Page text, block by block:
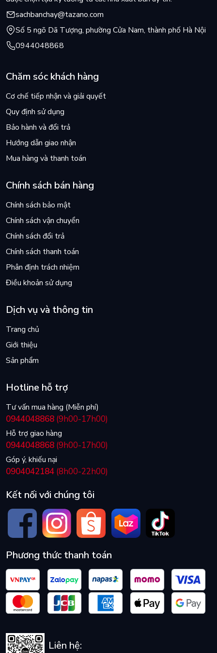
đã bị Olly thu hút ngay từ ánh nhìn đầu tiên qua ô cửa sổ.
Chính từ khoảnh khắc ấy, có gì đó trong Maddy đã vùng lên
khi cô muốn thoát khỏi cuộc sống bong bóng đó. Khao khát
muốn được sống một cuộc đời tự do và làm những điều mình
muốn.
sachbanchay@tazano.com
Số 5 ngõ Dã Tượng, phường Cửa Nam, thành phố Hà Nội
0944048868
Chăm sóc khách hàng
Cơ chế tiếp nhận và giải quyết
Quy định sử dụng
Bảo hành và đổi trả
Hướng dẫn giao nhận
Mua hàng và thanh toán
Chính sách bán hàng
Chính sách bảo mật
Chính sách vận chuyển
Chính sách đổi trả
Chính sách thanh toán
Phân định trách nhiệm
Điều khoản sử dụng
Dịch vụ và thông tin
Trang chủ
Giới thiệu
Sản phẩm
Hotline hỗ trợ
Tư vấn mua hàng (Miễn phí)
0944048868 (9h00-17h00)
Hỗ trợ giao hàng
0944048868 (9h00-17h00)
Góp ý, khiếu nại
0904042184 (8h00-22h00)
Kết nối với chúng tôi
Phương thức thanh toán
Liên hệ: